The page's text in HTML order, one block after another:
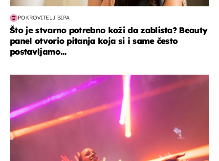
POKROVITELJ BIPA
Što je stvarno potrebno koži da zablista? Beauty
panel otvorio pitanja koja si i same često
postavljamo...